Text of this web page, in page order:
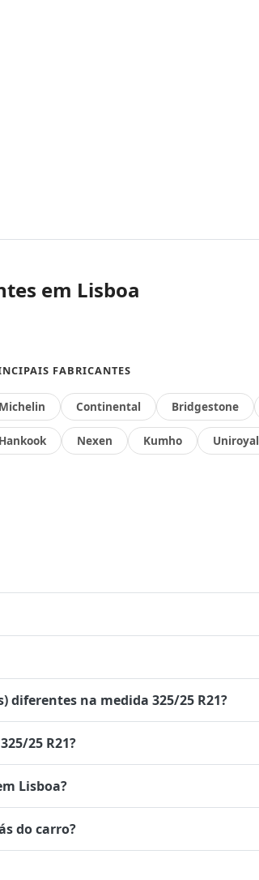
em Lisboa
FABRICANTES
Michelin Continental Bridgestone
Hankook Nexen Kumho Uniroyal
diferentes na medida 325/25 R21?
25 R21?
Lisboa?
do carro?